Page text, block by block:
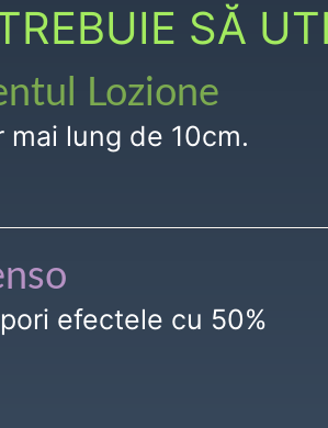
SĂ
Lozione
mai lung de 10cm.
efectele cu 50%